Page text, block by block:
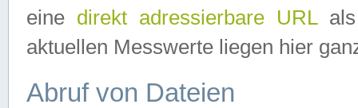
eine direkt adressierbare URLals
aktuellen Messwerte liegen hier
Abruf von Dateien